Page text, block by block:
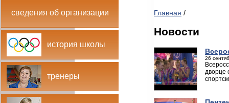
сведения об организации
история школы
тренеры
Главная /
Новости
26
дворце